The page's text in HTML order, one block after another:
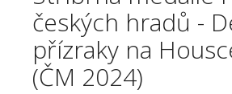
českých hradů -
přízraky na
(ČM 2024)